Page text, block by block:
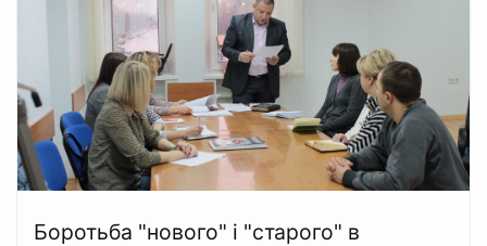
Боротьба "нового" і "старого" в